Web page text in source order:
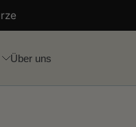
Über uns